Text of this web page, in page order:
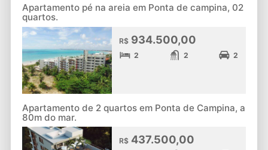
Apartamento pé na areia em Ponta de campina, 02
quartos.
R$934.500,00
2 2 2
Apartamento de 2 quartos em Ponta de Campina, a
80m do mar.
R$437.500,00